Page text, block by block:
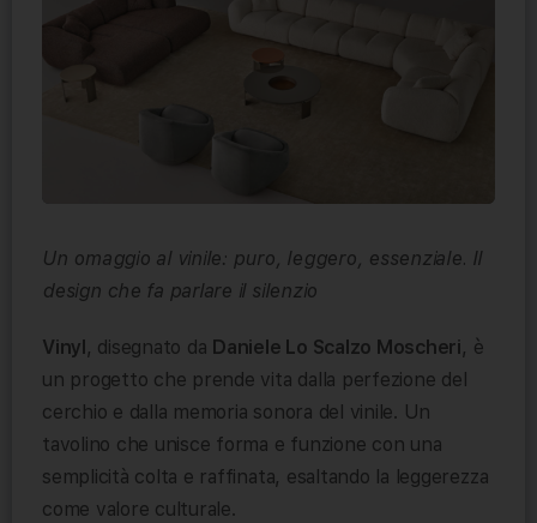
Un omaggio al vinile: puro, leggero, essenziale. Il
design che fa parlare il silenzio
Vinyl , disegnato da Daniele Lo Scalzo Moscheri, è
un progetto che prende vita dalla perfezione del
cerchio e dalla memoria sonora del vinile. Un
tavolino che unisce forma e funzione con una
semplicità colta e raffinata, esaltando la leggerezza
come valore culturale.